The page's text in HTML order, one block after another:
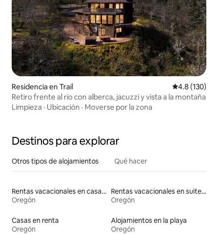
Residencia en Trail Calificación
4.8 (130)
Retiro frente al río con alberca, jacuzzi y vista a la montaña
Limpieza · Ubicación · Moverse por la zona
Destinos para explorar
Otros tipos de alojamientos Qué hacer
Rentas vacacionales en casas con inodoro de altura accesible
Oregón
Rentas vacacionales en suites privadas
Oregón
Casas en renta
Oregón
Alojamientos en la playa
Oregón